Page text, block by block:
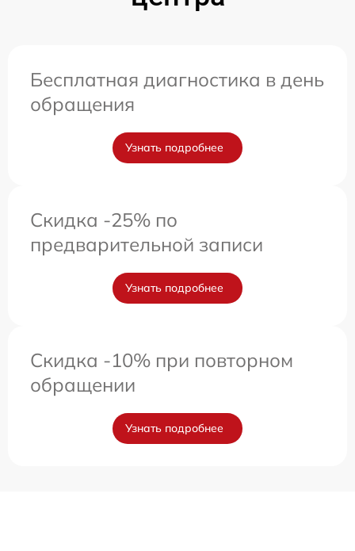
Бесплатная диагностика в день
обращения
Узнать подробнее
Скидка -25% по
предварительной записи
Узнать подробнее
Скидка -10% при повторном
обращении
Узнать подробнее